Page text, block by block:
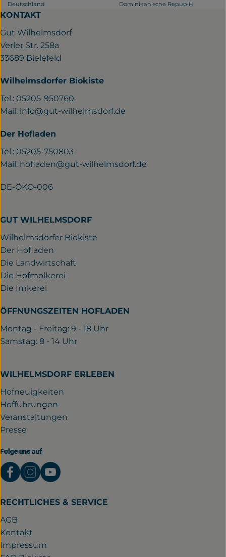
, Herkunft:
Deutschland , Herkunft:
Dominikanische Republik
KONTAKT
Gut Wilhelmsdorf
Verler Str. 258a
33689 Bielefeld
Wilhelmsdorfer Biokiste
Tel.: 05205-950760
Mail: info@gut-wilhelmsdorf.de
Der Hofladen
Tel.: 05205-750803
Mail: hofladen@gut-wilhelmsdorf.de
DE-ÖKO-006
GUT WILHELMSDORF
Wilhelmsdorfer Biokiste
Der Hofladen
Die Landwirtschaft
Die Hofmolkerei
Die Imkerei
ÖFFNUNGSZEITEN HOFLADEN
Montag - Freitag: 9 - 18 Uhr
Samstag: 8 - 14 Uhr
WILHELMSDORF ERLEBEN
Hofneuigkeiten
Hofführungen
Veranstaltungen
Presse
Folge uns auf
Externer Link zu https://www.facebook.com/
Externer Link zu https://
Externer Link zu https://
RECHTLICHES & SERVICE
AGB
Kontakt
Impressum